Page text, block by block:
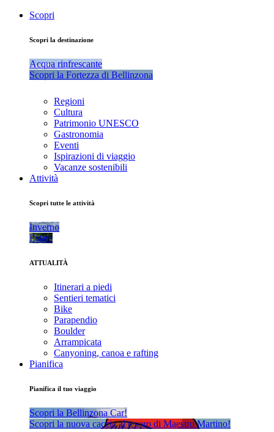
Scopri
Scopri la destinazione
Acqua rinfrescante
Scopri la Fortezza di Bellinzona
Regioni
Cultura
Patrimonio UNESCO
Gastronomia
Eventi
Ispirazioni di viaggio
Vacanze sostenibili
Attività
Scopri tutte le attività
Inverno
Estate
ATTUALITÀ
Itinerari a piedi
Sentieri tematici
Bike
Parapendio
Boulder
Arrampicata
Canyoning, canoa e rafting
Pianifica
Pianifica il tuo viaggio
Scopri la Bellinzona Car!
Scopri la nuova caccia al tesoro di Maestro Martino!